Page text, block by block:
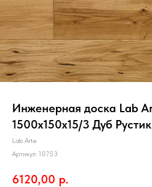
Инженерная доска Lab
1500х150х15/3 Дуб
Lab Arte
Артикул: 10753
6120,00 р.